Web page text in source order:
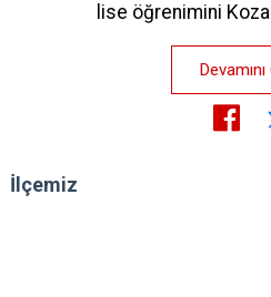
lise öğrenimini
Devamını
İlçemiz